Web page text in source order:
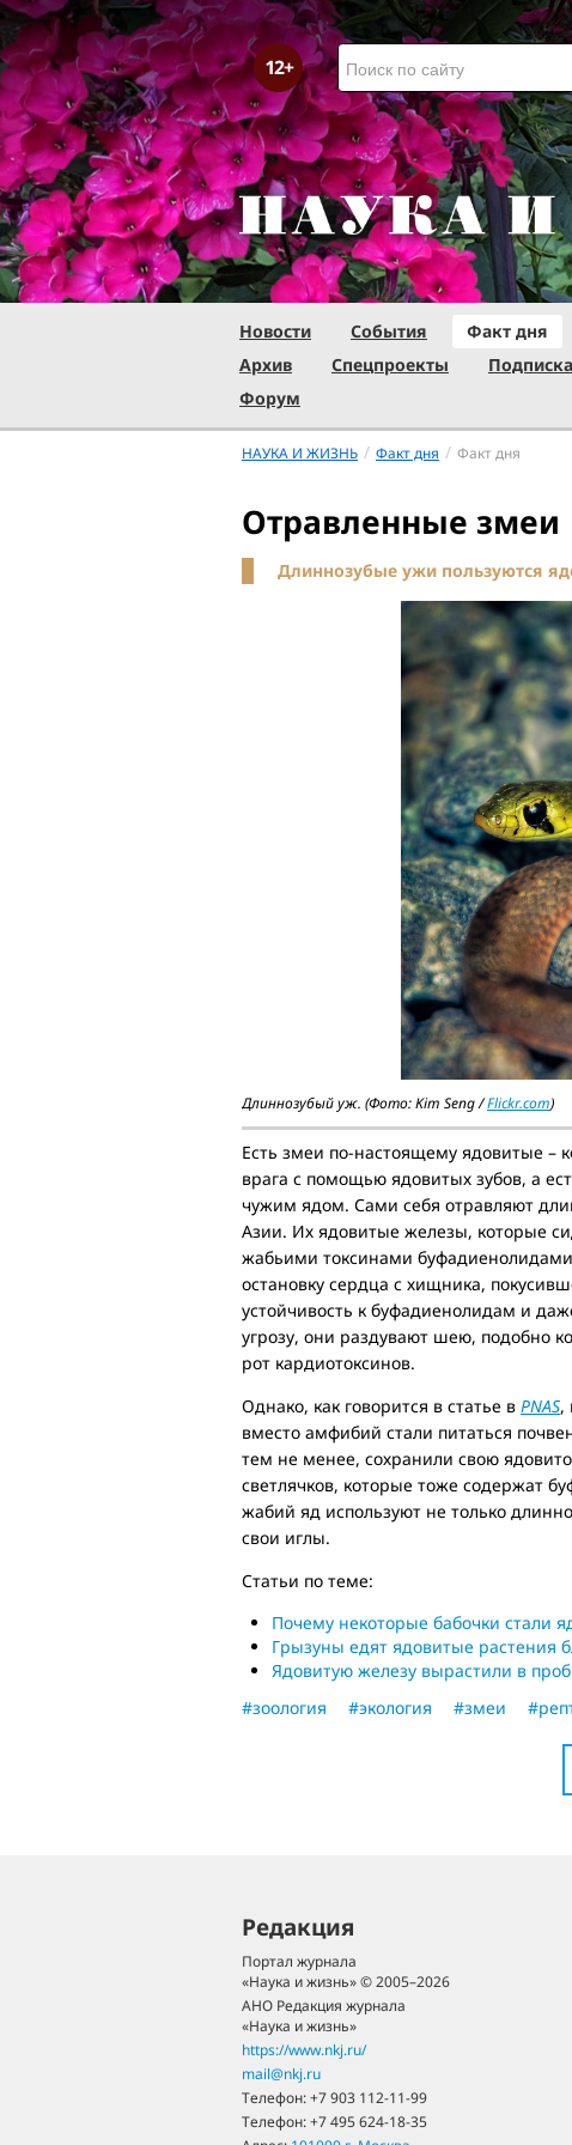
Новости События Факт дня
Архив
Спецпроекты Подписка
Форум
НАУКА И ЖИЗНЬ / Факт дня / Факт дня
Отравленные змеи
Длиннозубые ужи пользуются
Длиннозубый уж. (Фото: Kim Seng /Flickr.com)
Есть змеи по-настоящему ядовитые –
врага с помощью ядовитых зубов, а
чужим ядом. Сами себя отравляют
Азии. Их ядовитые железы, которые
жабьими токсинами
остановку сердца с хищника,
устойчивость к буфадиенолидам и
угрозу, они раздувают шею, подобно
рот кардиотоксинов.
Однако, как говорится в статье в PNAS,
вместо амфибий стали питаться
тем не менее, сохранили свою
светлячков, которые тоже содержат
жабий яд используют не только
свои иглы.
Статьи по теме:
Почему некоторые бабочки стали
Грызуны едят ядовитые растения
Ядовитую железу вырастили в
#зоология
#экология #змеи
Редакция
Портал журнала
«Наука и жизнь» © 2005–2026
АНО Редакция журнала
«Наука и жизнь»
https://www.nkj.ru/
mail@nkj.ru
Телефон:+7 903 112-11-99
Телефон:+7 495 624-18-35